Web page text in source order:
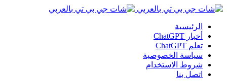
الرئيسية
أخبار ChatGPT
تعلم ChatGPT
سياسة الخصوصية
شروط الاستخدام
اتصل بنا